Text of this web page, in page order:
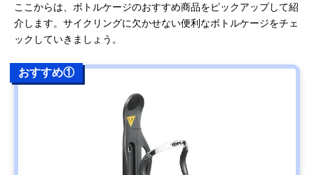
ここからは、ボトルケージのおすすめ商品をピックアップして紹
介します。サイクリングに欠かせない便利なボトルケージをチェ
ックしていきましょう。
おすすめ①